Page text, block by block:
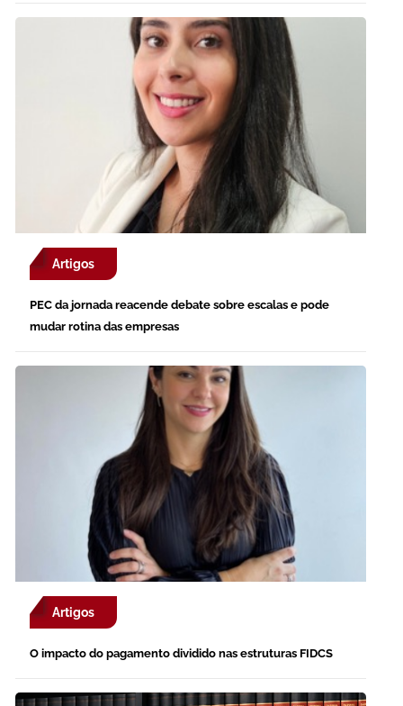
Artigos
PEC da jornada reacende debate sobre escalas e pode
mudar rotina das empresas
Artigos
O impacto do pagamento dividido nas estruturas FIDCS